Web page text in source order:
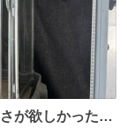
が欲しかったの